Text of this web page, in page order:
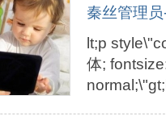
秦丝管理
lt;p
体;